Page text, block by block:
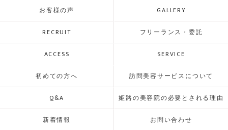
お客様の声 GALLERY
RECRUIT フリーランス・委託
ACCESS SERVICE
初めての方へ 訪問美容サービスについて
Q&A 姫路の美容院の必要とされる理由
新着情報 お問い合わせ